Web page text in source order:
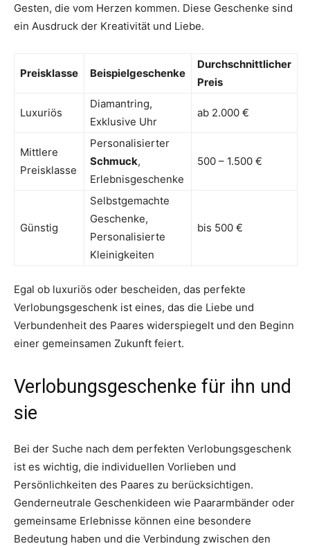
Gesten, die vom Herzen kommen. Diese Geschenke sind
ein Ausdruck der Kreativität und Liebe.
Preisklasse Beispielgeschenke
Durchschnittlicher
Preis
Luxuriös
Diamantring,
Exklusive Uhr
ab 2.000 €
Mittlere
Preisklasse
Personalisierter
Schmuck,
Erlebnisgeschenke
500 – 1.500 €
Günstig
Selbstgemachte
Geschenke,
Personalisierte
Kleinigkeiten
bis 500 €
Egal ob luxuriös oder bescheiden, das perfekte
Verlobungsgeschenk ist eines, das die Liebe und
Verbundenheit des Paares widerspiegelt und den Beginn
einer gemeinsamen Zukunft feiert.
Verlobungsgeschenke für ihn und
sie
Bei der Suche nach dem perfekten Verlobungsgeschenk
ist es wichtig, die individuellen Vorlieben und
Persönlichkeiten des Paares zu berücksichtigen.
Genderneutrale Geschenkideen wie Paararmbänder oder
gemeinsame Erlebnisse können eine besondere
Bedeutung haben und die Verbindung zwischen den